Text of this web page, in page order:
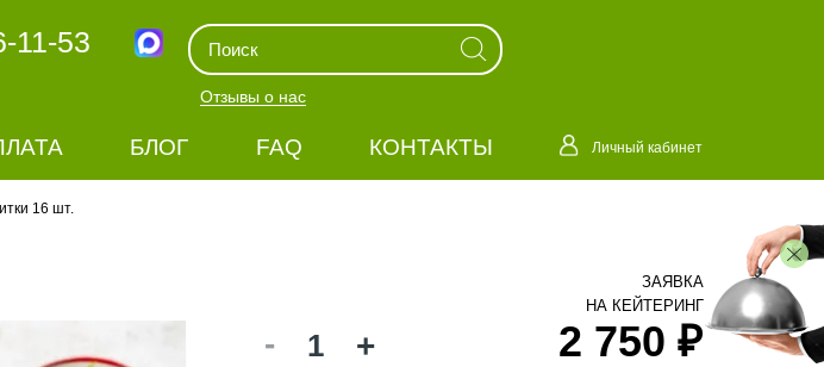
11-53
Отзывы о нас
БЛОГ FAQ КОНТАКТЫ Личный кабинет
16 шт.
- + 2 750 ₽
ЗАЯВКА
НА КЕЙТЕРИНГ